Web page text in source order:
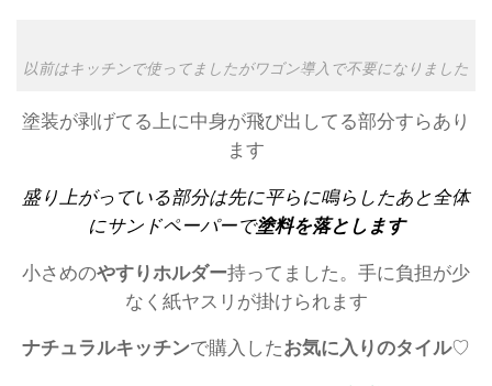
以前はキッチンで使ってましたがワゴン導入で不要になりました
塗装が剥げてる上に中身が飛び出してる部分すらあり
ます
盛り上がっている部分は先に平らに鳴らしたあと全体
にサンドペーパーで塗料を落とします
小さめのやすりホルダー持ってました。手に負担が少
なく紙ヤスリが掛けられます
ナチュラルキッチンで購入したお気に入りのタイル♡